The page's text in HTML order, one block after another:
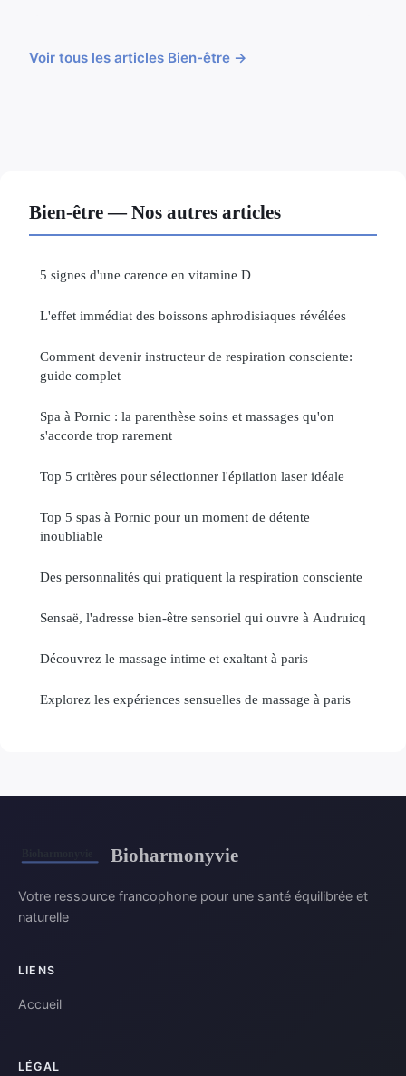
Voir tous les articles Bien-être →
Bien-être — Nos autres articles
5 signes d'une carence en vitamine D
L'effet immédiat des boissons aphrodisiaques révélées
Comment devenir instructeur de respiration consciente:
guide complet
Spa à Pornic : la parenthèse soins et massages qu'on
s'accorde trop rarement
Top 5 critères pour sélectionner l'épilation laser idéale
Top 5 spas à Pornic pour un moment de détente
inoubliable
Des personnalités qui pratiquent la respiration consciente
Sensaë, l'adresse bien-être sensoriel qui ouvre à Audruicq
Découvrez le massage intime et exaltant à paris
Explorez les expériences sensuelles de massage à paris
Bioharmonyvie
Votre ressource francophone pour une santé équilibrée et
naturelle
LIENS
Accueil
LÉGAL